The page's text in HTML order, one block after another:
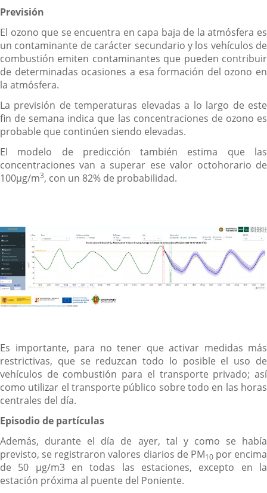
Previsión
El ozono que se encuentra en capa baja de la atmósfera es
un contaminante de carácter secundario y los vehículos de
combustión emiten contaminantes que pueden contribuir
de determinadas ocasiones a esa formación del ozono en
la atmósfera.
La previsión de temperaturas elevadas a lo largo de este
fin de semana indica que las concentraciones de ozono es
probable que continúen siendo elevadas.
El modelo de predicción también estima que las
concentraciones van a superar ese valor octohorario de
100µg/m3, con un 82% de probabilidad.
Es importante, para no tener que activar medidas más
restrictivas, que se reduzcan todo lo posible el uso de
vehículos de combustión para el transporte privado; así
como utilizar el transporte público sobre todo en las horas
centrales del día.
Episodio de partículas
Además, durante el día de ayer, tal y como se había
previsto, se registraron valores diarios de PM10por encima
de 50 µg/m3 en todas las estaciones, excepto en la
estación próxima al puente del Poniente.